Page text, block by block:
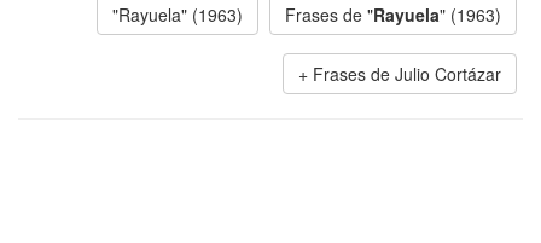
"Rayuela" (1963) Frases de "Rayuela" (1963)
Frases de Julio Cortázar